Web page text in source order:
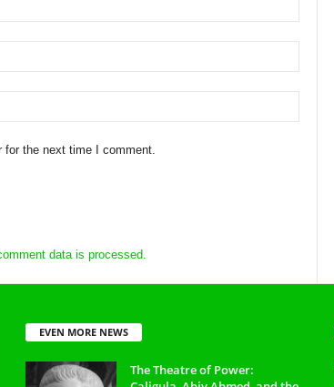
for the next time I comment.
data is processed.
EVEN MORE NEWS
The Theatre of Power: